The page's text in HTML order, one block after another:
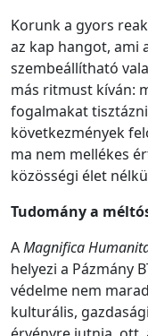
Korunk a gyors
az kap hangot, ami
szembeállítható
más ritmust kíván:
fogalmakat
következmények
ma nem mellékes
közösségi élet
Tudomány a
AMagnifica
helyezi a Pázmány
védelme nem
kulturális,